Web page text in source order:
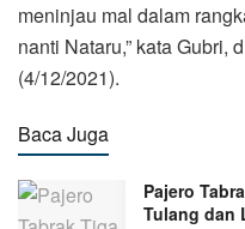
meninjau mal dalam
nanti Nataru,” kata Gubri,
(4/12/2021).
Baca Juga
Pajero
Tulang dan